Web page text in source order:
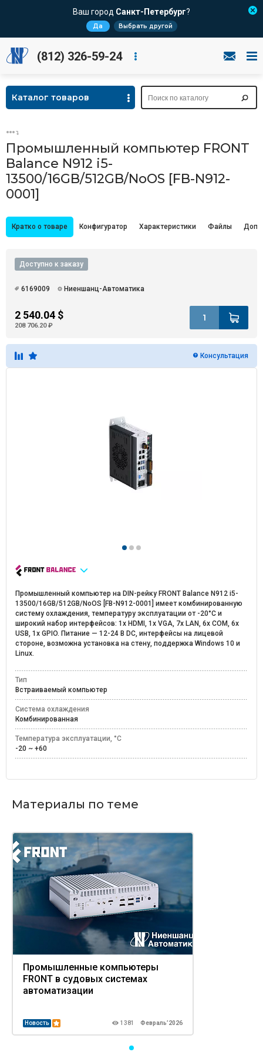
Ваш город Санкт-Петербург?
Да Выбрать другой
(812) 326-59-24
Каталог товаров
Промышленный компьютер FRONT
Balance N912 i5-
13500/16GB/512GB/NoOS [FB-N912-
0001]
Кратко о товаре Конфигуратор Характеристики Файлы
Доступно к заказу
6169009 Ниеншанц-Автоматика
2 540.04 $
208 706.20 ₽
Консультация
Промышленный компьютер на DIN-рейку FRONT Balance N912 i5-
13500/16GB/512GB/NoOS [FB-N912-0001] имеет комбинированную
систему охлаждения, температуру эксплуатации от -20°C и
широкий набор интерфейсов: 1x HDMI, 1x VGA, 7x LAN, 6x COM, 6x
USB, 1x GPIO. Питание — 12-24 В DC, интерфейсы на лицевой
стороне, возможна установка на стену, поддержка Windows 10 и
Linux.
Тип
Встраиваемый компьютер
Система охлаждения
Комбинированная
Температура эксплуатации, °C
-20 ~ +60
Материалы по теме
Промышленные компьютеры
FRONT в судовых системах
автоматизации
Новость 1381 Февраль’2026